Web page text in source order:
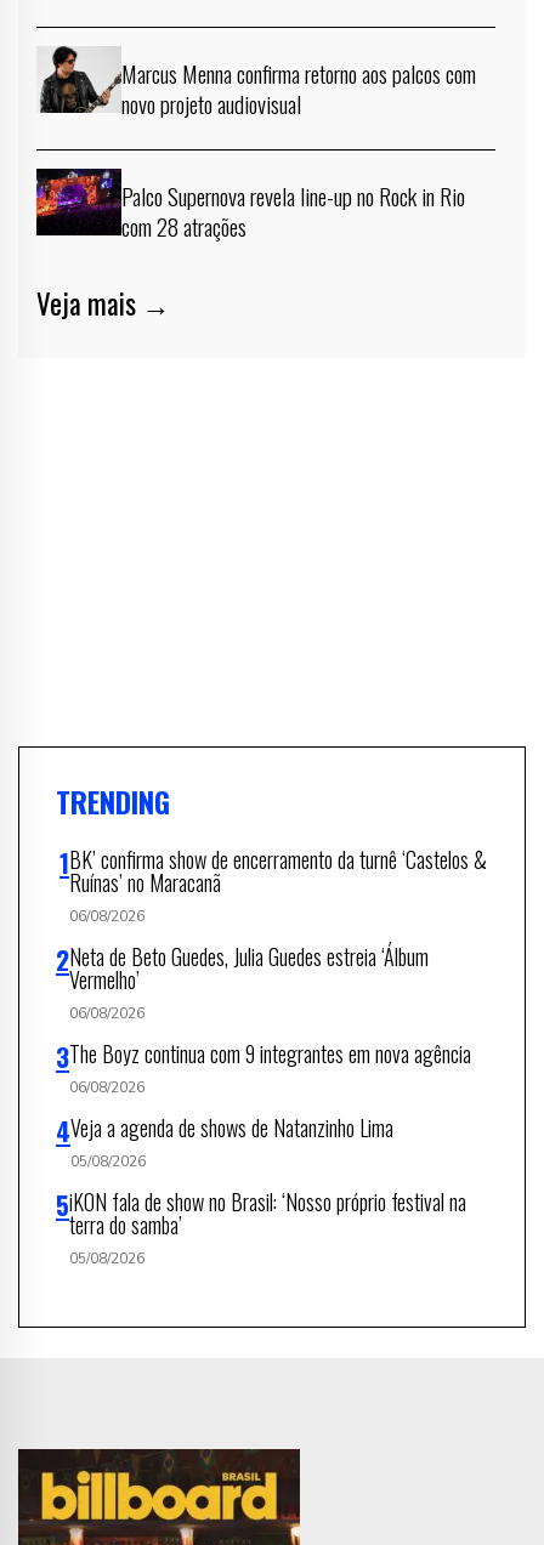
Marcus Menna confirma retorno aos palcos com
novo projeto audiovisual
Palco Supernova revela line-up no Rock in Rio
com 28 atrações
Veja mais →
TRENDING
BK’ confirma show de encerramento da turnê ‘Castelos &
Ruínas’ no Maracanã
06/08/2026
Neta de Beto Guedes, Julia Guedes estreia ‘Álbum
Vermelho’
06/08/2026
The Boyz continua com 9 integrantes em nova agência
06/08/2026
Veja a agenda de shows de Natanzinho Lima
05/08/2026
iKON fala de show no Brasil: ‘Nosso próprio festival na
terra do samba’
05/08/2026